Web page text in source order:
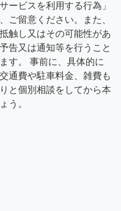
ービスを利用する行為」
ご留意ください。また、
触し又はその可能性があ
告又は通知等を行うこと
す。 事前に、具体的に
通費や駐車料金、雑費も
と個別相談をしてから本
う。